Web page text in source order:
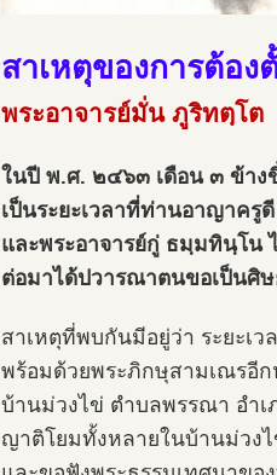
สาเหตุของการต้อง
พระอาจารย์มั่น ภูริทตฺโต
ในปี พ.ศ. ๒๔๖๓ เดือน ๓ ข้าง
เป็นระยะเวลาที่ท่านอาญาครู
และพระอาจารย์กู่ ธมฺมทินฺโน
ต่อมาได้ปวารณาตนขอเป็นศิ
สาเหตุที่พบกันมีอยู่ว่า ระยะเ
พร้อมด้วยพระภิกษุสามเณรอี
บ้านม่วงไข่ ตำบลพรรณา อำ
ญาติโยมทั้งหลายในบ้านม่วง